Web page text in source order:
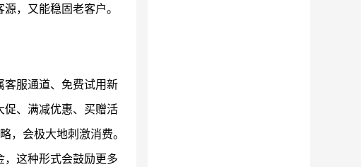
，又能稳固老客户。
客服通道、免费试用新
促、满减优惠、买赠活
，会极大地刺激消费。
这种形式会鼓励更多